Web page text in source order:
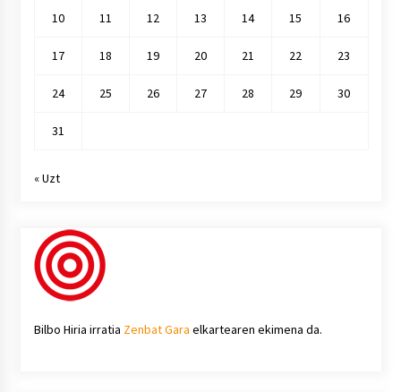
10 11 12 13 14 15 16
17 18 19 20 21 22 23
24 25 26 27 28 29 30
31
« Uzt
Bilbo Hiria irratia Zenbat Gara elkartearen ekimena da.